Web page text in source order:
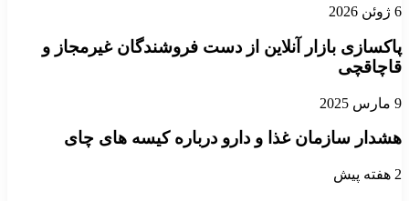
6 ژوئن 2026
پاکسازی بازار آنلاین از دست فروشندگان غیرمجاز و
قاچاقچی
9 مارس 2025
هشدار سازمان غذا و دارو درباره کیسه های چای
2 هفته پیش